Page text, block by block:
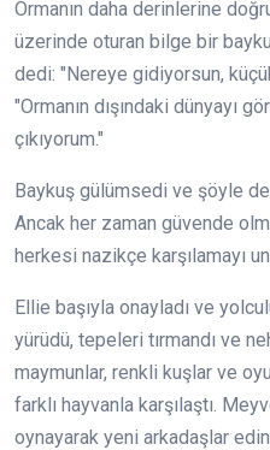
Ormanın daha derinlerine
üzerinde oturan bilge bir
dedi: "Nereye gidiyorsun,
"Ormanın dışındaki dünyayı
çıkıyorum."
Baykuş gülümsedi ve şöyle
Ancak her zaman güvende
herkesi nazikçe karşılamayı
Ellie başıyla onayladı ve
yürüdü, tepeleri tırmandı ve
maymunlar, renkli kuşlar ve
farklı hayvanla karşılaştı.
oynayarak yeni arkadaşlar